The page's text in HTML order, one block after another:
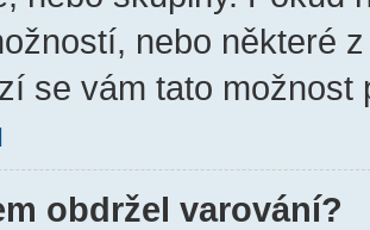
nebo některé
se vám tato
obdržel varování?